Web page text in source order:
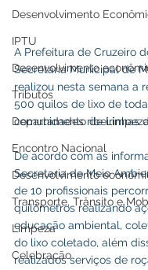
Desenvolvimento
IPTU
Desenvolvimento
Tributos
Departamento de Limpeza
Encontro Nacional
Desenvolvimento
Transporte, Trânsito e
Limpeza
Celebração
A Prefeitura de Cruzeiro
Secretaria Municipal de
realizou nesta semana a
500 quilos de lixo de
comunidades ribeirinhas
De acordo com as
Secretaria de Meio
de 10 profissionais
quilômetros realizando
educação ambiental,
do lixo coletado, além
realizados serviços de